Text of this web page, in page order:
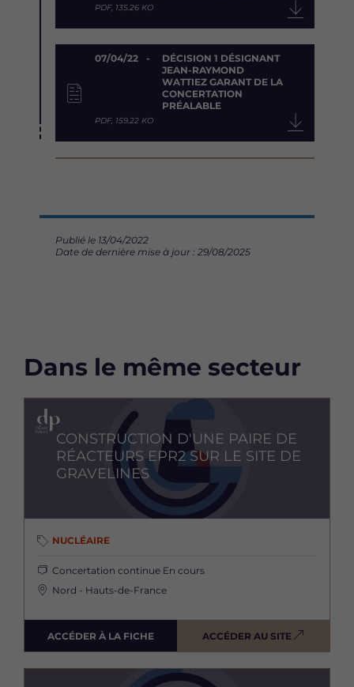
PDF, 135.26 KO
07/04/22
DÉCISION 1 DÉSIGNANT
JEAN-RAYMOND
WATTIEZ GARANT DE LA
CONCERTATION
PRÉALABLE
PDF, 159.22 KO
Publié le 13/04/2022
Date de dernière mise à jour : 29/08/2025
Dans le même secteur
Image
CONSTRUCTION D'UNE PAIRE DE
RÉACTEURS EPR2 SUR LE SITE DE
GRAVELINES
NUCLÉAIRE
Concertation continue En cours
Nord - Hauts-de-France
ACCÉDER À LA FICHE ACCÉDER AU SITE